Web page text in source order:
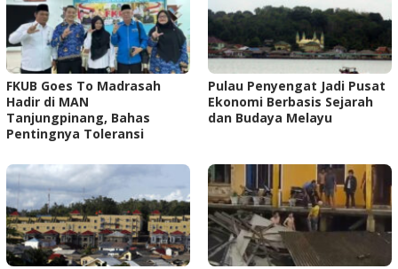
FKUB Goes To Madrasah
Hadir di MAN
Tanjungpinang, Bahas
Pentingnya Toleransi
Pulau Penyengat Jadi Pusat
Ekonomi Berbasis Sejarah
dan Budaya Melayu